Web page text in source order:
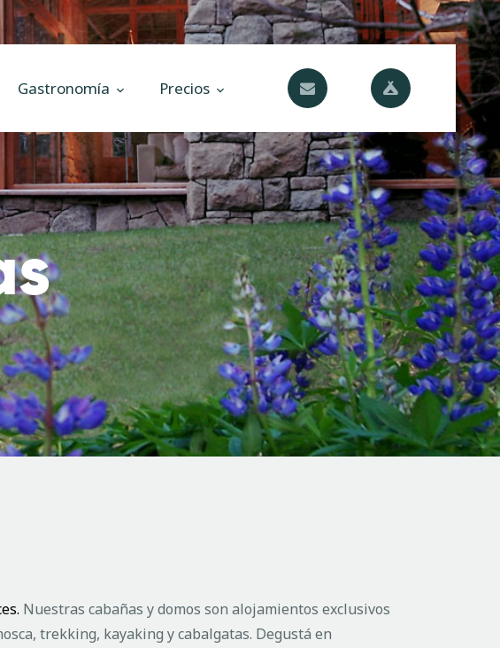
Gastronomía Precios
Argentina
Nuestras cabañas y domos son alojamientos exclusivos
trekking, kayaking y cabalgatas. Degustá en